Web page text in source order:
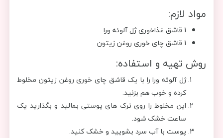
مواد لازم:
1 قاشق غذاخوری ژل آلوئه ورا
1 قاشق چای خوری روغن زیتون
روش تهیه و استفاده:
ژل آلوئه ورا را با یک قاشق چای خوری روغن زیتون مخلوط
کرده و خوب هم بزنید.
این مخلوط را روی ترک ‌های پوستی بمالید و بگذارید یک
ساعت خشک شود.
پوست با آب سرد بشویید و خشک کنید.